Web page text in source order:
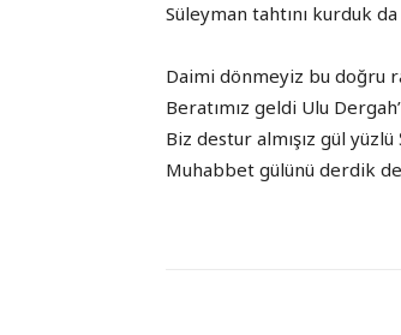
Süleyman tahtını kurduk
Daimi dönmeyiz bu doğru
Beratımız geldi Ulu
Biz destur almışız gül yüzlü
Muhabbet gülünü derdik